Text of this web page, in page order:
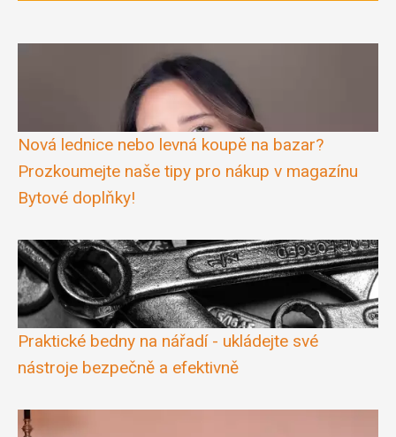
Nová lednice nebo levná koupě na bazar?
Prozkoumejte naše tipy pro nákup v magazínu
Bytové doplňky!
Praktické bedny na nářadí - ukládejte své
nástroje bezpečně a efektivně